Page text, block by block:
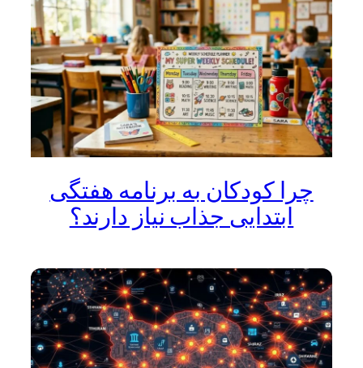
چرا کودکان به برنامه هفتگی
ابتدایی جذاب نیاز دارند؟